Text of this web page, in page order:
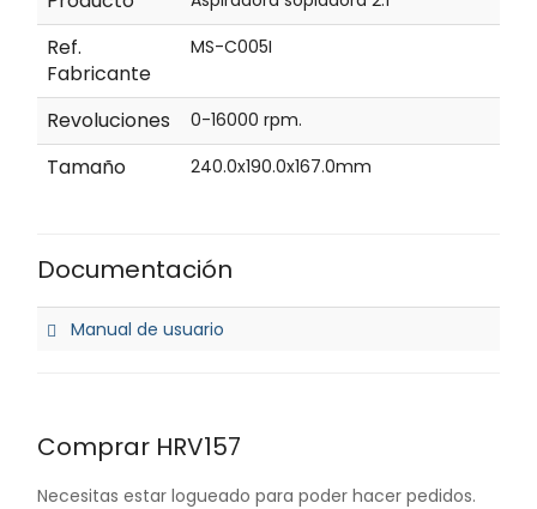
Ref.
Fabricante
MS-C005I
Revoluciones 0-16000 rpm.
Tamaño 240.0x190.0x167.0mm
Documentación
Manual de usuario
Comprar HRV157
Necesitas estar logueado para poder hacer pedidos.